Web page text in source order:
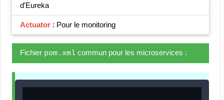
d'Eureka
Actuator: Pour le monitoring
Fichier pom.xml commun pour les microservices :